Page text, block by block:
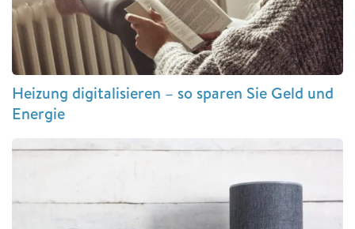
Heizung digitalisieren – so sparen Sie Geld und
Energie